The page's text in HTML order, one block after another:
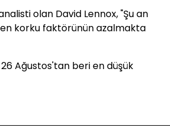
olan David Lennox, "Şu an
korku faktörünün azalmakta
26 Ağustos'tan beri en düşük